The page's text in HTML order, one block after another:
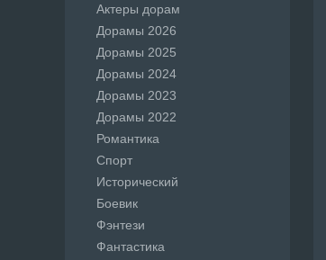
Актеры дорам
Дорамы 2026
Дорамы 2025
Дорамы 2024
Дорамы 2023
Дорамы 2022
Романтика
Спорт
Исторический
Боевик
Фэнтези
Фантастика